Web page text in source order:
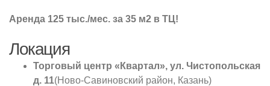
Аренда 125 тыс./мес. за 35 м2 в ТЦ!
Локация
Торговый центр «Квартал», ул. Чистопольская
д. 11(Ново-Савиновский район, Казань)